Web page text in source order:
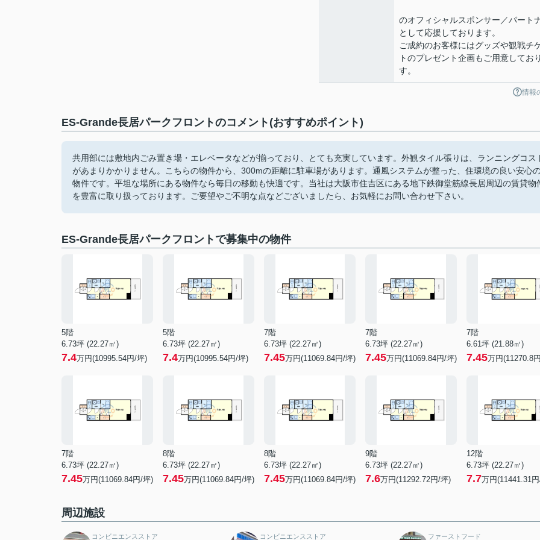
のオフィシャルスポンサー／パート
として応援しております。
ご成約のお客様にはグッズや観戦チ
トのプレゼント企画もご用意してお
す。
情報
ES‐Grande長居パークフロントのコメント(おすすめポイント)
共用部には敷地内ごみ置き場・エレベータなどが揃っており、とても充実しています。外観タイル張りは、ランニングコス
があまりかかりません。こちらの物件から、300mの距離に駐車場があります。通風システムが整った、住環境の良い安心
物件です。平坦な場所にある物件なら毎日の移動も快適です。当社は大阪市住吉区にある地下鉄御堂筋線長居周辺の賃貸物
を豊富に取り扱っております。ご要望やご不明な点などございましたら、お気軽にお問い合わせ下さい。
ES‐Grande長居パークフロントで募集中の物件
5階
6.73坪 (22.27㎡)
7.4万円(10995.54円/坪)
5階
6.73坪 (22.27㎡)
7.4万円(10995.54円/坪)
7階
6.73坪 (22.27㎡)
7.45万円(11069.84円/坪)
7階
6.73坪 (22.27㎡)
7.45万円(11069.84円/坪)
7階
6.61坪 (21.88㎡)
7.45万円(11270.8
7階
6.73坪 (22.27㎡)
7.45万円(11069.84円/坪)
8階
6.73坪 (22.27㎡)
7.45万円(11069.84円/坪)
8階
6.73坪 (22.27㎡)
7.45万円(11069.84円/坪)
9階
6.73坪 (22.27㎡)
7.6万円(11292.72円/坪)
12階
6.73坪 (22.27㎡)
7.7万円(11441.31
周辺施設
コンビニエンスストア コンビニエンスストア ファーストフード